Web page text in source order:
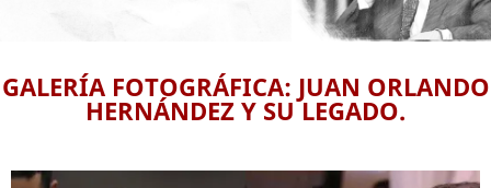
GALERÍA FOTOGRÁFICA: JUAN ORLANDO
HERNÁNDEZ Y SU LEGADO.